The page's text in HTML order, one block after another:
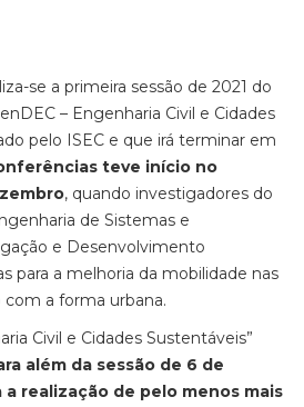
se a primeira sessão de 2021 do
– Engenharia Civil e Cidades
pelo ISEC e que irá terminar em
teve início no
, quando investigadores do
de Sistemas e
e Desenvolvimento
para a melhoria da mobilidade nas
com a forma urbana.
Civil e Cidades Sustentáveis”
além da sessão de 6 de
realização de pelo menos mais